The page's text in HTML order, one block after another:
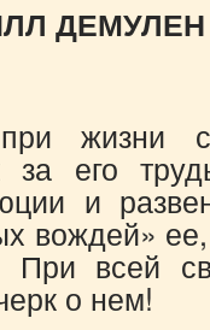
ДЕМУЛЕН
жизни
за его
и
вож­дей»
всей
о нем!